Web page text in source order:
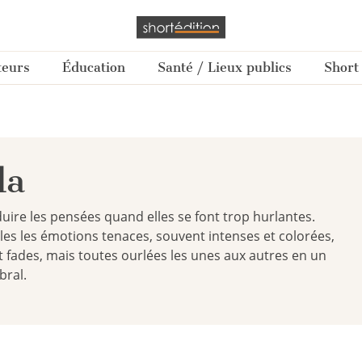
Éducation Santé / Lieux publics
les pensées quand elles se font trop hurlantes.
les émotions tenaces, souvent intenses et colorées,
mais toutes ourlées les unes aux autres en un